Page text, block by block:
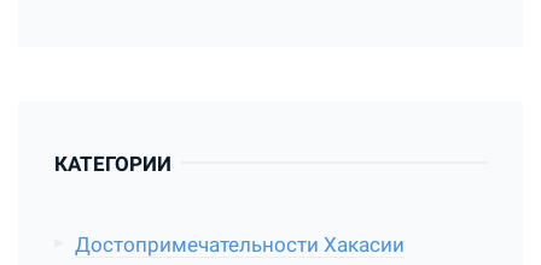
КАТЕГОРИИ
Достопримечательности Хакасии